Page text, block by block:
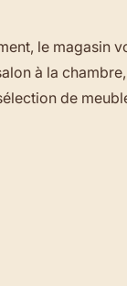
le magasin
à la
de